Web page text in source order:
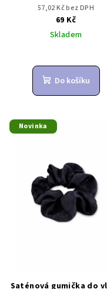
57,02 Kč bez DPH
69 Kč
Skladem
Do košíku
Novinka
Saténová gumička do